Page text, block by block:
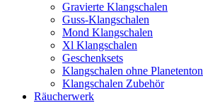
Gravierte Klangschalen
Guss-Klangschalen
Mond Klangschalen
Xl Klangschalen
Geschenksets
Klangschalen ohne Planetenton
Klangschalen Zubehör
Räucherwerk